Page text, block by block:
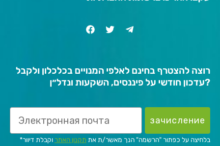
רוצה להצטרף בחינם לאלפי המנויים בכלכלון ולקבל
עדכון חודשי על פיננסים, השקעות ונדל״ן?
зачисление
*בלחיצה על כפתור "הרשמה" הנך מאשר/ת את תקנון האתר וקבלת דיוור